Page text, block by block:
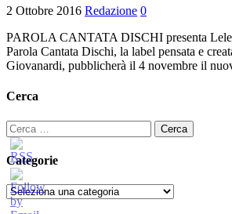
2 Ottobre 2016 Redazione 0
PAROLA CANTATA DISCHI presenta
Parola Cantata Dischi, la label pensata e
Giovanardi, pubblicherà il 4 novembre il
Cerca
Ricerca
per:
Categorie
Categorie